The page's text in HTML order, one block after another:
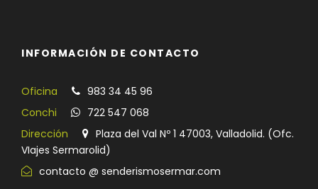
INFORMACIÓN DE CONTACTO
Oficina
983 34 45 96
Conchi
722 547 068
Dirección
Plaza del Val Nº 1 47003, Valladolid. (Ofc.
VIajes Sermarolid)
contacto @ senderismosermar.com